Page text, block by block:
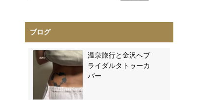
ブログ
温泉旅行と金沢へブ
ライダルタトゥーカ
バー